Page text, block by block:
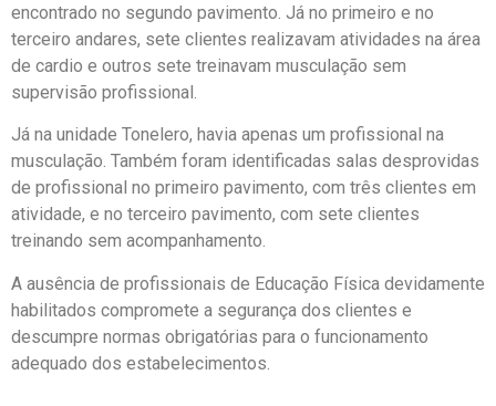
encontrado no segundo pavimento. Já no primeiro e no
terceiro andares, sete clientes realizavam atividades na área
de cardio e outros sete treinavam musculação sem
supervisão profissional.
Já na unidade Tonelero, havia apenas um profissional na
musculação. Também foram identificadas salas desprovidas
de profissional no primeiro pavimento, com três clientes em
atividade, e no terceiro pavimento, com sete clientes
treinando sem acompanhamento.
A ausência de profissionais de Educação Física devidamente
habilitados compromete a segurança dos clientes e
descumpre normas obrigatórias para o funcionamento
adequado dos estabelecimentos.